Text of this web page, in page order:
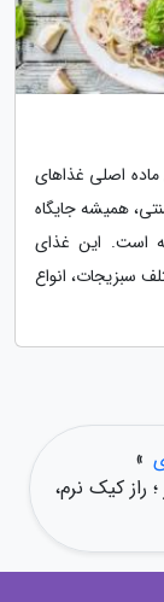
ماده اصلی غذاهای
همیشه جایگاه
است. این غذای
سبزیجات، انواع
»
وانیلی اسفنجی برای 8 نفر ؛ راز کیک نرم،